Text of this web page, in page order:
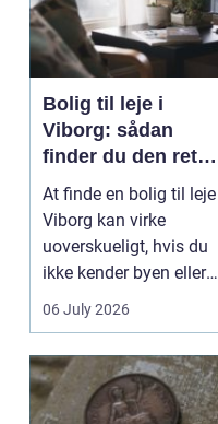
Bolig til leje i
Viborg: sådan
finder du den rette
lejlighed
At finde en bolig til leje
Viborg kan virke
uoverskueligt, hvis du
ikke kender byen eller
det lokale...
06 July 2026